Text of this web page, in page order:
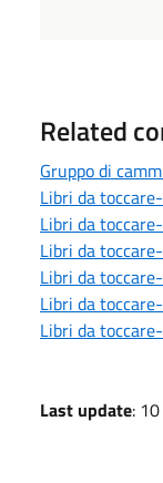
Related
Gruppo di
Libri da
Libri da
Libri da
Libri da
Libri da
Libri da
Last update: